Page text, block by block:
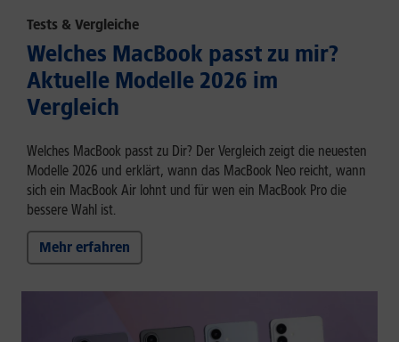
Tests & Vergleiche
Welches MacBook passt zu mir?
Aktuelle Modelle 2026 im
Vergleich
Welches MacBook passt zu Dir? Der Vergleich zeigt die neuesten
Modelle 2026 und erklärt, wann das MacBook Neo reicht, wann
sich ein MacBook Air lohnt und für wen ein MacBook Pro die
bessere Wahl ist.
Mehr erfahren